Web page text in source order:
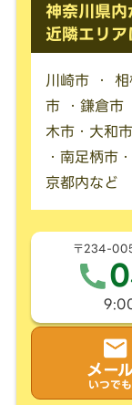
神奈川県内
近隣エリ
川崎市 ・
市 ・鎌倉市
木市・大和
・南足柄市
京都内など
〒234-
メール
いつでも